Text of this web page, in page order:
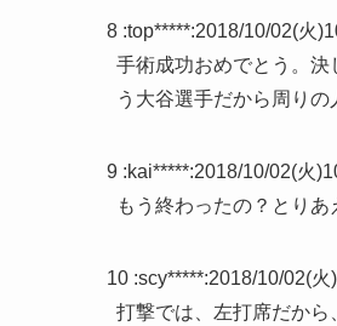
8 :top*****:2018/10/02(火
手術成功おめでとう。
う大谷選手だから周りの
9 :kai*****:2018/10/02(火
もう終わったの？とり
10 :scy*****:2018/10/02(火
打撃では、左打席だか